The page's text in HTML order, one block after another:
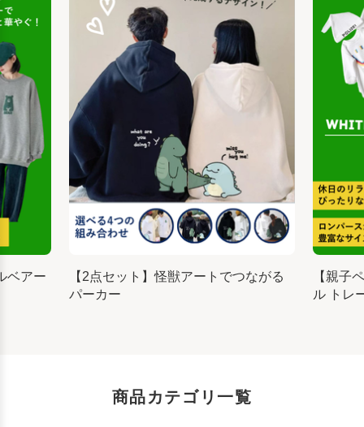
ベアー
【2点セット】怪獣アートでつながる
パーカー
【親子
ル トレ
商品カテゴリ一覧